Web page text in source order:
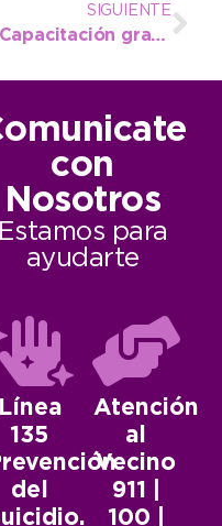
SIGUIENTE
Capacitación gratuita de concientización por superpoblación de perros y gatos en la vía publica
con
Nosotros
Estamos para
ayudarte
Línea
135
del
Atención
al
Vecino
911 |
100 |